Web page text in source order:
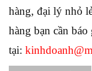
hàng, đại lý nhỏ
hàng bạn cần báo
tại: